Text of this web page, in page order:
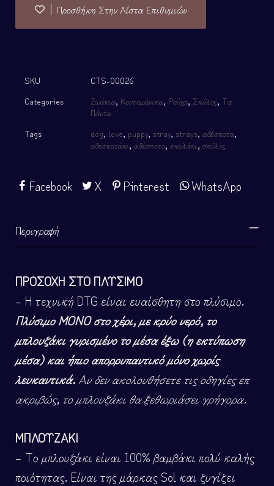
Προσθήκη Στην Λίστα Επιθυμιών
SKU
CTS-00026
Categories
Ζωάκια, Κοντομάνικα, Ρούχα, Σκύλος, Τα
Πάντα
Tags
dog, love, puppy, stray, strays, αδέσποτα,
αδεσποτάκι, αδέσποτο, σκυλάκι, σκύλος
Facebook X Pinterest WhatsApp
Περιγραφή
ΠΡΟΣΟΧΗ ΣΤΟ ΠΛΥΣΙΜΟ
– Η τεχνική DTG είναι ευαίσθητη στο πλύσιμο.
Πλύσιμο ΜΟΝΟ στο χέρι, με κρύο νερό, το
μπλουζάκι γυρισμένο το μέσα έξω (η εκτύπωση
μέσα) και ήπιο απορρυπαντικό μόνο χωρίς
λευκαντικά. Αν δεν ακολουθήσετε τις οδηγίες επ
ακριβώς, το μπλουζάκι θα ξεθωριάσει γρήγορα.
ΜΠΛΟΥΖΑΚΙ
– Το μπλουζάκι είναι 100% βαμβάκι πολύ καλής
ποιότητας. Είναι της μάρκας Sol και ζυγίζει